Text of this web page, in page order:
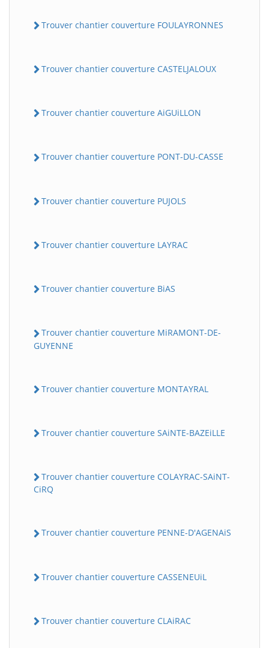
Trouver chantier couverture FOULAYRONNES
Trouver chantier couverture CASTELJALOUX
Trouver chantier couverture AiGUiLLON
Trouver chantier couverture PONT-DU-CASSE
Trouver chantier couverture PUJOLS
Trouver chantier couverture LAYRAC
Trouver chantier couverture BiAS
Trouver chantier couverture MiRAMONT-DE-
GUYENNE
Trouver chantier couverture MONTAYRAL
Trouver chantier couverture SAiNTE-BAZEiLLE
Trouver chantier couverture COLAYRAC-SAiNT-
CiRQ
Trouver chantier couverture PENNE-D'AGENAiS
Trouver chantier couverture CASSENEUiL
Trouver chantier couverture CLAiRAC